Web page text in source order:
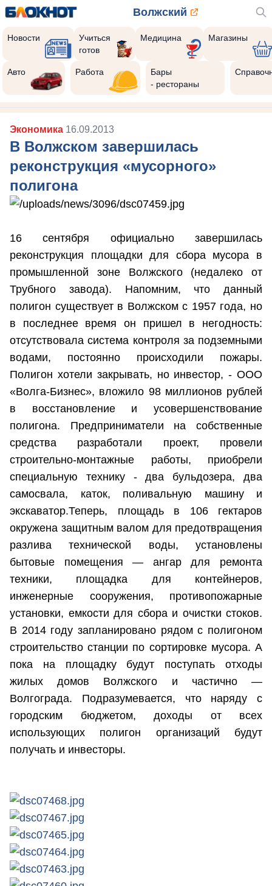
Волжский
Новости
Учиться
готов
Медицина Магазины
Авто Работа
Бары
- рестораны
Экономика 16.09.2013
В Волжском завершилась
реконструкция «мусорного»
полигона
16 сентября официально завершилась
реконструкция площадки для сбора мусора в
промышленной зоне Волжского (недалеко от
Трубного завода). Напомним, что данный
полигон существует в Волжском с 1957 года, но
в последнее время он пришел в негодность:
отсутствовала система контроля за подземными
водами, постоянно происходили пожары.
Полигон хотели закрывать, но инвестор, - ООО
«Волга-Бизнес», вложило 98 миллионов рублей
в восстановление и усовершенствование
полигона. Предприниматели на собственные
средства разработали проект, провели
строительно-монтажные работы, приобрели
специальную технику - два бульдозера, два
самосвала, каток, поливальную машину и
экскаватор.Теперь, площадь в 106 гектаров
окружена защитным валом для предотвращения
разлива технической воды, установлены
бытовые помещения — ангар для ремонта
техники, площадка для контейнеров,
инженерные сооружения, противопожарные
установки, емкости для сбора и очистки стоков.
В 2014 году запланировано рядом с полигоном
строительство станции по сортировке мусора. А
пока на площадку будут поступать отходы
жилых домов Волжского и частично —
Волгограда. Подразумевается, что наряду с
городским бюджетом, доходы от всех
использующих полигон организаций будут
получать и инвесторы.